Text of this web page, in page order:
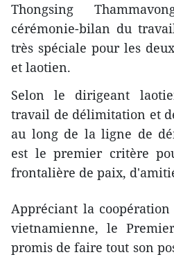
Thongsing
cérémonie-bilan du
très spéciale pour les
et laotien.
Selon le dirigeant
travail de délimitation et
au long de la ligne de
est le premier critère
frontalière de paix,
Appréciant la
vietnamienne, le
promis de faire tout son